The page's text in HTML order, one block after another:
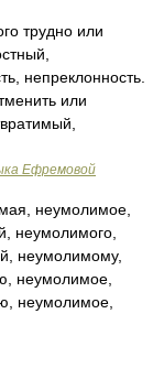
трудно или
непреклонность.
или
Ефремовой
неумолимое,
неумолимого,
неумолимому,
неумолимое,
неумолимое,